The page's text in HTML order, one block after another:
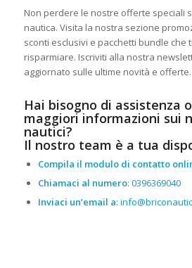
Non perdere le nostre offerte speciali
nautica. Visita la nostra sezione
sconti esclusivi e pacchetti bundle che
risparmiare. Iscriviti alla nostra
aggiornato sulle ultime novità e offerte.
Hai bisogno di assistenza
maggiori informazioni sui
nautici?
Il nostro team è a tua
Compila il modulo di contatto
Chiamaci al numero: 0396369040
Inviaci un’email a: